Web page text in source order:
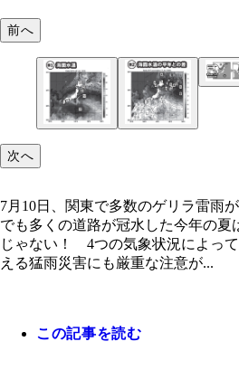
7月26日の海面水温。関
27℃に達している。28℃
7月17日の時点で、東北
べて4～5℃高くなっている
冷たい寒冷渦が暖かい
で、不安定な空気になり
7月10日、関東で多数の
前へ
次へ
7月10日、関東で多数のゲリラ雷雨
でも多くの道路が冠水した今年の
じゃない！ 4つの気象状況によっ
える猛雨災害にも厳重な注意が...
この記事を読む